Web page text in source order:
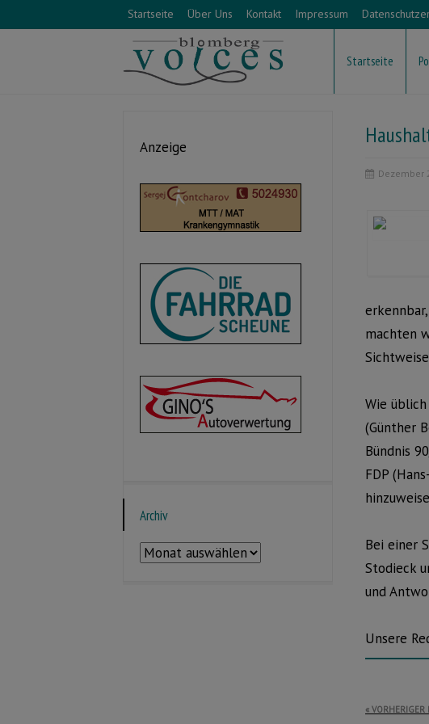
Startseite Über Uns Kontakt Impressum
Startseite
Dezember
machten
Wie
(Günther
Bündnis
FDP
Bei einer
Stodieck
und
Unsere
VORHERIGER
Anzeige
Archiv
Archiv